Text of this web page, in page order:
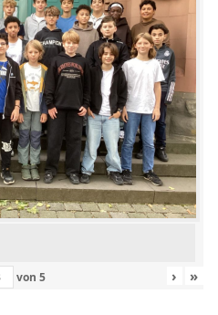
von 5 › »